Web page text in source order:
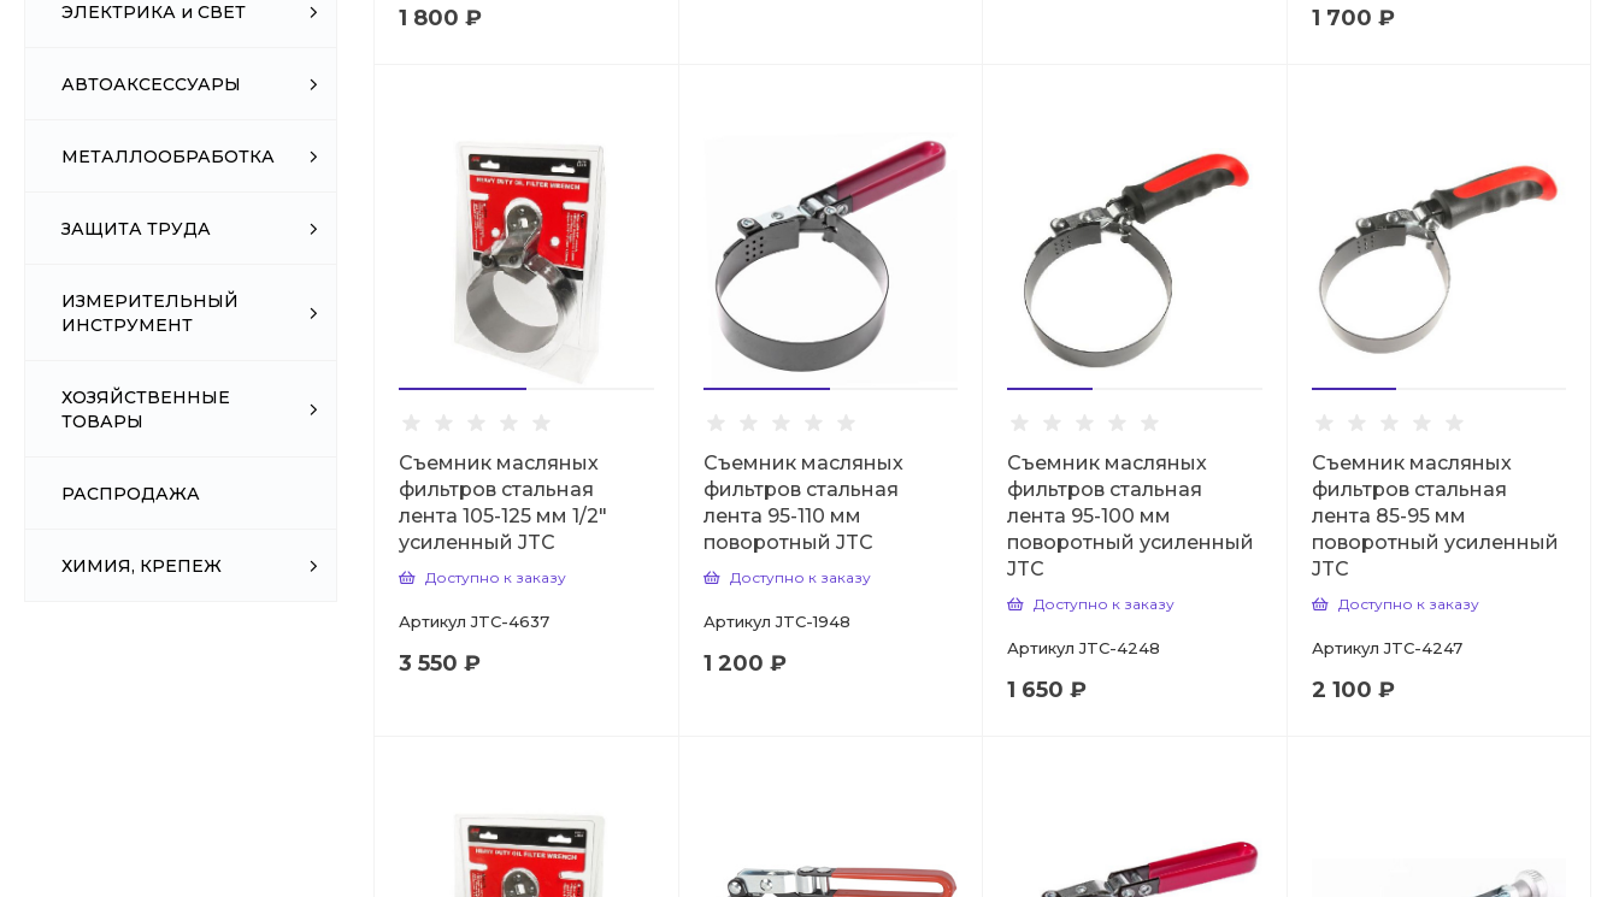
ЭЛЕКТРИКА и СВЕТ
АВТОАКСЕССУАРЫ
МЕТАЛЛООБРАБОТКА
ЗАЩИТА ТРУДА
ИЗМЕРИТЕЛЬНЫЙ
ИНСТРУМЕНТ
ХОЗЯЙСТВЕННЫЕ
ТОВАРЫ
РАСПРОДАЖА
ХИМИЯ, КРЕПЕЖ
1 800 ₽ 1 700 ₽
Съемник масляных
фильтров стальная
лента 105-125 мм 1/2"
усиленный JTC
Доступно к заказу
Артикул JTC-4637
3 550 ₽
Съемник масляных
фильтров стальная
лента 95-110 мм
поворотный JTC
Доступно к заказу
Артикул JTC-1948
1 200 ₽
Съемник масляных
фильтров стальная
лента 95-100 мм
поворотный усиленный
JTC
Доступно к заказу
Артикул JTC-4248
1 650 ₽
Съемник масляных
фильтров стальная
лента 85-95 мм
поворотный усиленный
JTC
Доступно к заказу
Артикул JTC-4247
2 100 ₽